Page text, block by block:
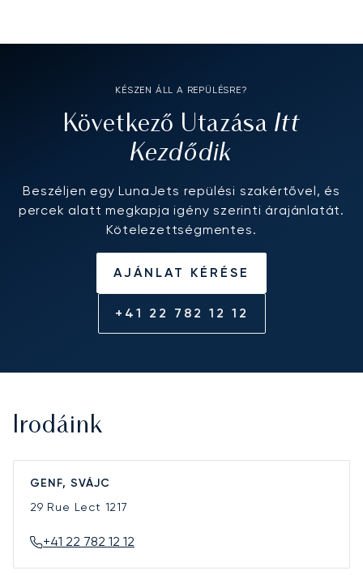
KÉSZEN ÁLL A REPÜLÉSRE?
Következő Utazása Itt
Kezdődik
Beszéljen egy LunaJets repülési szakértővel, és
percek alatt megkapja igény szerinti árajánlatát.
Kötelezettségmentes.
AJÁNLAT KÉRÉSE
+41 22 782 12 12
Irodáink
GENF, SVÁJC
29 Rue Lect 1217
+41 22 782 12 12